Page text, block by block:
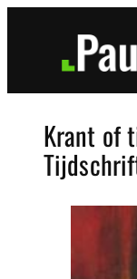
Krant of